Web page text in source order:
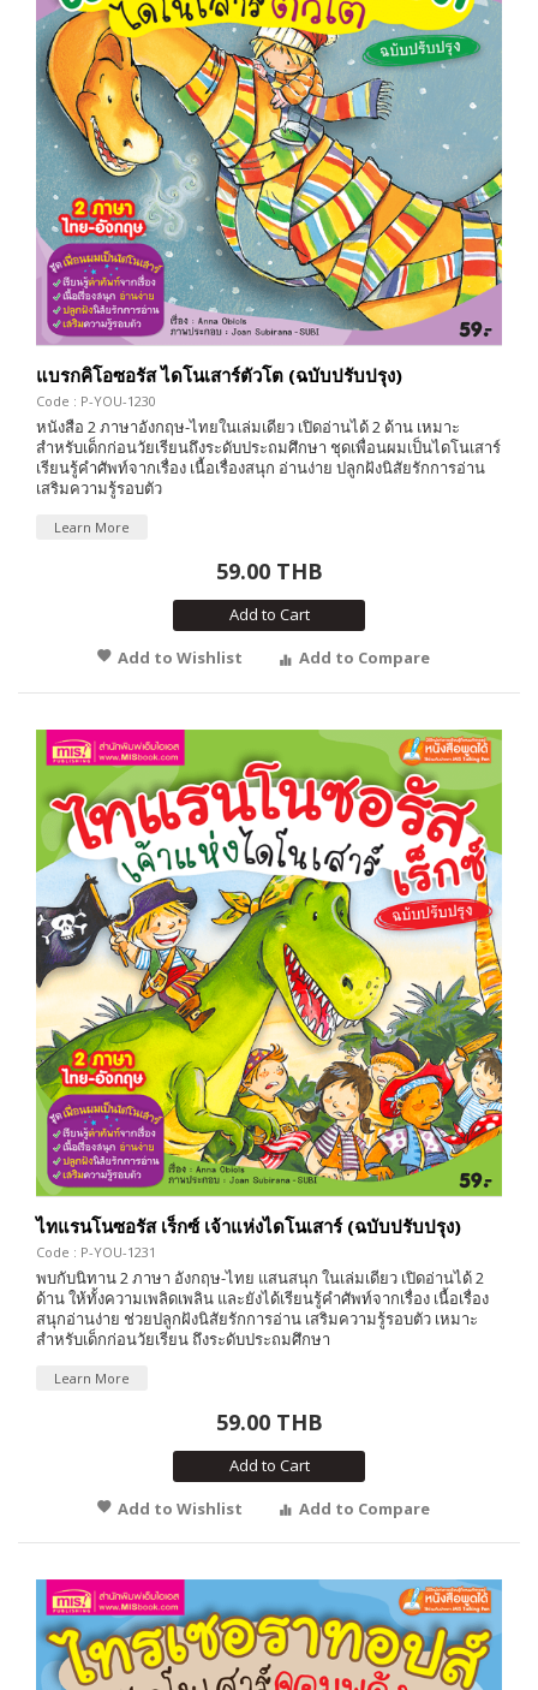
แบรกคิโอซอรัส ไดโนเสาร์ตัวโต (ฉบับปรับปรุง)
Code : P-YOU-1230
หนังสือ 2 ภาษาอังกฤษ-ไทยในเล่มเดียว เปิดอ่านได้ 2 ด้าน เหมาะ
สำหรับเด็กก่อนวัยเรียนถึงระดับประถมศึกษา ชุดเพื่อนผมเป็นไดโนเสาร์
เรียนรู้คำศัพท์จากเรื่อง เนื้อเรื่องสนุก อ่านง่าย ปลูกฝังนิสัยรักการอ่าน
เสริมความรู้รอบตัว
Learn More
59.00 THB
Add to Cart
Add to Wishlist
Add to Compare
ไทแรนโนซอรัส เร็กซ์ เจ้าแห่งไดโนเสาร์ (ฉบับปรับปรุง)
Code : P-YOU-1231
พบกับนิทาน 2 ภาษา อังกฤษ-ไทย แสนสนุก ในเล่มเดียว เปิดอ่านได้ 2
ด้าน ให้ทั้งความเพลิดเพลิน และยังได้เรียนรู้คำศัพท์จากเรื่อง เนื้อเรื่อง
สนุกอ่านง่าย ช่วยปลูกฝังนิสัยรักการอ่าน เสริมความรู้รอบตัว เหมาะ
สำหรับเด็กก่อนวัยเรียน ถึงระดับประถมศึกษา
Learn More
59.00 THB
Add to Cart
Add to Wishlist
Add to Compare